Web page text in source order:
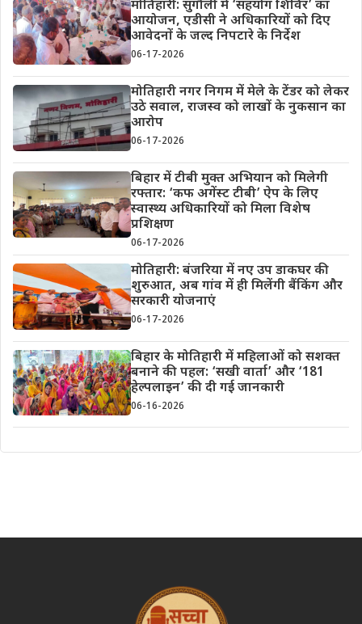
मोतिहारी: सुगौली में ‘सहयोग शिविर’ का
आयोजन, एडीसी ने अधिकारियों को दिए
आवेदनों के जल्द निपटारे के निर्देश
06-17-2026
मोतिहारी नगर निगम में मेले के टेंडर को लेकर
उठे सवाल, राजस्व को लाखों के नुकसान का
आरोप
06-17-2026
बिहार में टीबी मुक्त अभियान को मिलेगी
रफ्तार: ‘कफ अगेंस्ट टीबी’ ऐप के लिए
स्वास्थ्य अधिकारियों को मिला विशेष
प्रशिक्षण
06-17-2026
मोतिहारी: बंजरिया में नए उप डाकघर की
शुरुआत, अब गांव में ही मिलेंगी बैंकिंग और
सरकारी योजनाएं
06-17-2026
बिहार के मोतिहारी में महिलाओं को सशक्त
बनाने की पहल: ‘सखी वार्ता’ और ‘181
हेल्पलाइन’ की दी गई जानकारी
06-16-2026